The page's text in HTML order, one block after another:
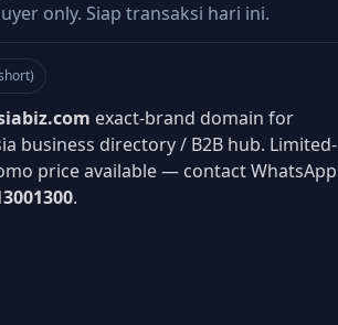
only. Siap transaksi hari ini.
exact-brand domain for
business directory / B2B hub. Limited-
price available — contact WhatsApp
.